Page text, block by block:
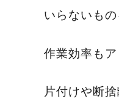
いらないも
作業効率もア
片付けや断